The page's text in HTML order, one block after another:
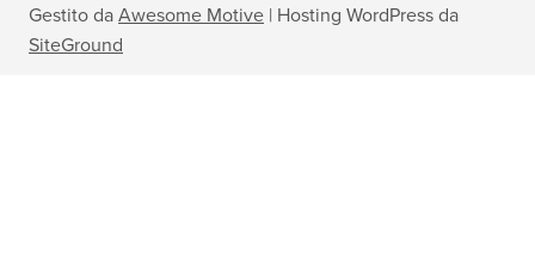
Gestito daAwesome Motive | Hosting WordPressda
SiteGround